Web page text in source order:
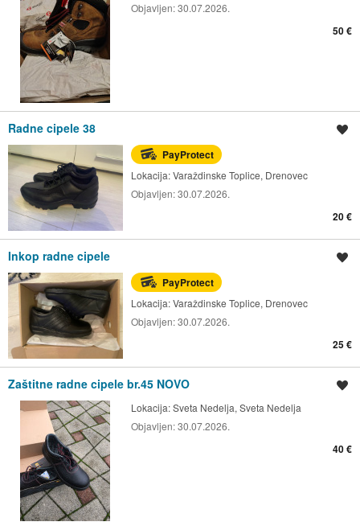
Objavljen:30.07.2026.
50 €
Radne cipele 38
PayProtect
Lokacija:Varaždinske Toplice, Drenovec
Objavljen:30.07.2026.
20 €
Inkop radne cipele
PayProtect
Lokacija:Varaždinske Toplice, Drenovec
Objavljen:30.07.2026.
25 €
Zaštitne radne cipele br.45 NOVO
Lokacija:Sveta Nedelja, Sveta Nedelja
Objavljen:30.07.2026.
40 €